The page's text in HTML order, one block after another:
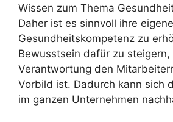
Wissen zum Thema
Daher ist es sinnvoll ihre eigene
Gesundheitskompetenz zu
Bewusstsein dafür zu steigern,
Verantwortung den
Vorbild ist. Dadurch kann sich
im ganzen Unternehmen